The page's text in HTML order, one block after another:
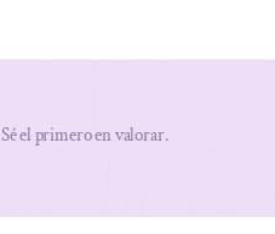
Sé el primero en valorar.